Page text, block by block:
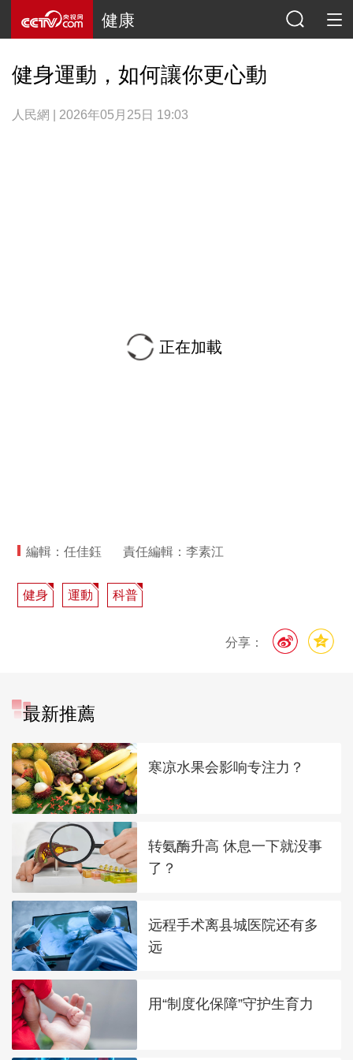
健康
健身運動，如何讓你更心動
人民網 | 2026年05月25日 19:03
正在加載
編輯：任佳鈺 責任編輯：李素江
健身 運動 科普
分享：
最新推薦
寒凉水果会影响专注力？
转氨酶升高 休息一下就没事
了？
远程手术离县城医院还有多
远
用“制度化保障”守护生育力